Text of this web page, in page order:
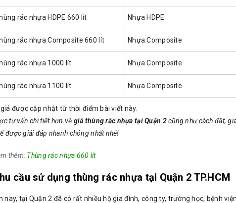
rác nhựa HDPE 660 lít Nhựa HDPE
rác nhựa Composite 660 lít Nhựa Composite
rác nhựa 1000 lít Nhựa Composite
rác nhựa 1100 lít Nhựa Composite
được cập nhật từ thời điểm bài viết này.
tư vấn chi tiết hơn về giá thùng rác nhựa tại Quận 2cũng như cách đặt,
được giải đáp nhanh chóng nhất nhé!
thêm: Thùng rác nhựa 660 lít
cầu sử dụng thùng rác nhựa tại Quận 2 TP.HCM
nay, tại Quận 2 đã có rất nhiều hộ gia đình, công ty, trường học, bệnh